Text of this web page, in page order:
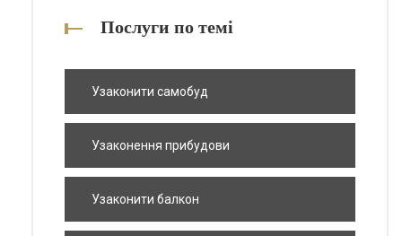
Послуги по темі
Узаконити самобуд
Узаконення прибудови
Узаконити балкон